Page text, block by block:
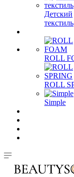
Детский
текстиль
ROLL
ROLL
Simple